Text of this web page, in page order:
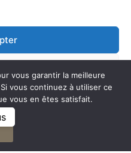
vous garantir la meilleure
vous continuez à utiliser ce
vous en êtes satisfait.